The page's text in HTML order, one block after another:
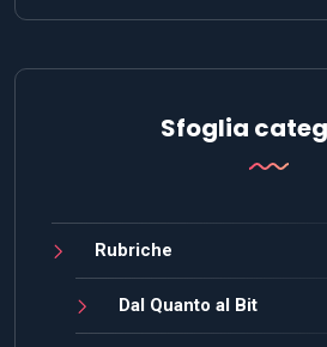
Sfoglia
Rubriche
Dal Quanto al Bit